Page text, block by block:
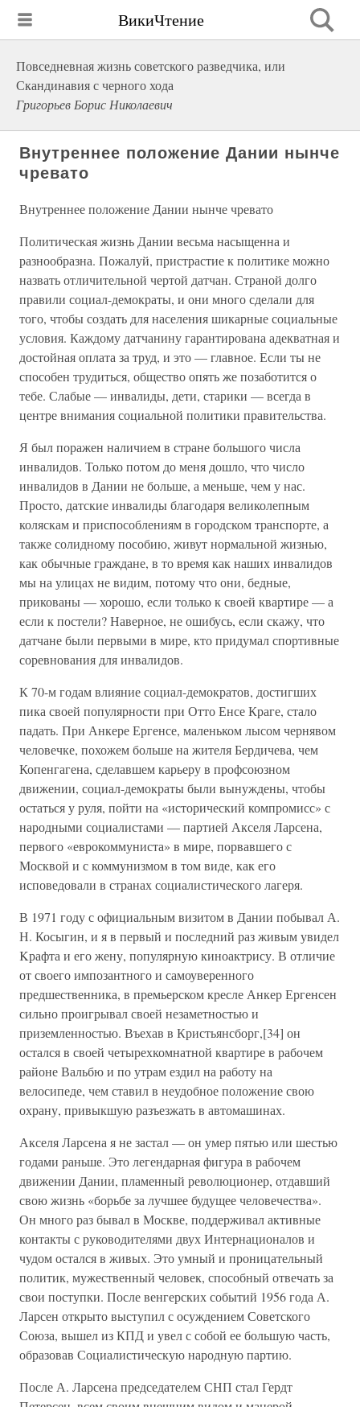
ВикиЧтение
Повседневная жизнь советского разведчика, или
Скандинавия с черного хода
Григорьев Борис Николаевич
Внутреннее положение Дании нынче
чревато
Внутреннее положение Дании нынче чревато
Политическая жизнь Дании весьма насыщенна и
разнообразна. Пожалуй, пристрастие к политике можно
назвать отличительной чертой датчан. Страной долго
правили социал-демократы, и они много сделали для
того, чтобы создать для населения шикарные социальные
условия. Каждому датчанину гарантирована адекватная и
достойная оплата за труд, и это — главное. Если ты не
способен трудиться, общество опять же позаботится о
тебе. Слабые — инвалиды, дети, старики — всегда в
центре внимания социальной политики правительства.
Я был поражен наличием в стране большого числа
инвалидов. Только потом до меня дошло, что число
инвалидов в Дании не больше, а меньше, чем у нас.
Просто, датские инвалиды благодаря великолепным
коляскам и приспособлениям в городском транспорте, а
также солидному пособию, живут нормальной жизнью,
как обычные граждане, в то время как наших инвалидов
мы на улицах не видим, потому что они, бедные,
прикованы — хорошо, если только к своей квартире — а
если к постели? Наверное, не ошибусь, если скажу, что
датчане были первыми в мире, кто придумал спортивные
соревнования для инвалидов.
К 70-м годам влияние социал-демократов, достигших
пика своей популярности при Отто Енсе Краге, стало
падать. При Анкере Ергенсе, маленьком лысом чернявом
человечке, похожем больше на жителя Бердичева, чем
Копенгагена, сделавшем карьеру в профсоюзном
движении, социал-демократы были вынуждены, чтобы
остаться у руля, пойти на «исторический компромисс» с
народными социалистами — партией Акселя Ларсена,
первого «еврокоммуниста» в мире, порвавшего с
Москвой и с коммунизмом в том виде, как его
исповедовали в странах социалистического лагеря.
В 1971 году с официальным визитом в Дании побывал А.
Н. Косыгин, и я в первый и последний раз живым увидел
Kрафта и его жену, популярную киноактрису. В отличие
от своего импозантного и самоуверенного
предшественника, в премьерском кресле Анкер Ергенсен
сильно проигрывал своей незаметностью и
приземленностью. Въехав в Кристьянсборг,[34] он
остался в своей четырехкомнатной квартире в рабочем
районе Вальбю и по утрам ездил на работу на
велосипеде, чем ставил в неудобное положение свою
охрану, привыкшую разъезжать в автомашинах.
Акселя Ларсена я не застал — он умер пятью или шестью
годами раньше. Это легендарная фигура в рабочем
движении Дании, пламенный революционер, отдавший
свою жизнь «борьбе за лучшее будущее человечества».
Он много раз бывал в Москве, поддерживал активные
контакты с руководителями двух Интернационалов и
чудом остался в живых. Это умный и проницательный
политик, мужественный человек, способный отвечать за
свои поступки. После венгерских событий 1956 года А.
Ларсен открыто выступил с осуждением Советского
Союза, вышел из КПД и увел с собой ее большую часть,
образовав Социалистическую народную партию.
После А. Ларсена председателем СНП стал Гердт